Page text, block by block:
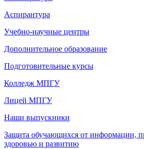
Аспирантура
Учебно-научные центры
Дополнительное образование
Подготовительные курсы
Колледж МПГУ
Лицей МПГУ
Наши выпускники
Защита обучающихся от информации,
здоровью и развитию